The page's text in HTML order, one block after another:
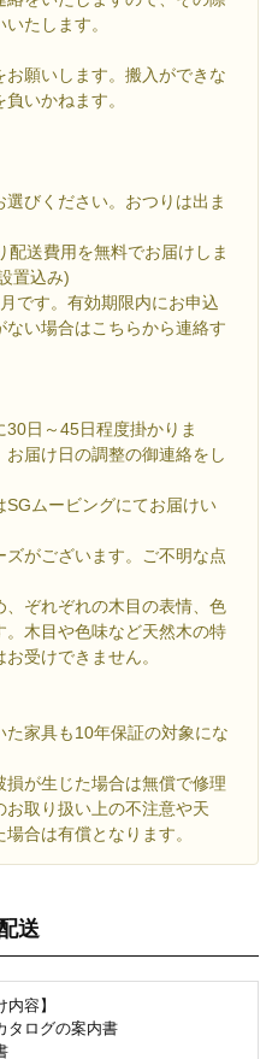
たします。
願いします。搬入ができな
いかねます。
選びください。おつりは出ま
配送費用を無料でお届けしま
置込み)
です。有効期限内にお申込
い場合はこちらから連絡す
30日～45日程度掛かりま
届け日の調整の御連絡をし
SGムービングにてお届けい
ズがございます。ご不明な点
、ぞれぞれの木目の表情、色
木目や色味など天然木の特
受けできません。
家具も10年保証の対象にな
が生じた場合は無償で修理
取り扱い上の不注意や天
合は有償となります。
送
内容】
タログの案内書